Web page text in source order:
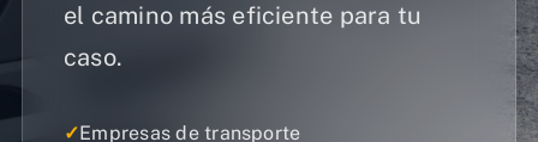
el camino más eficiente para tu
caso.
✓Empresas de transporte